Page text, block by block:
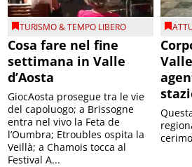
TURISMO & TEMPO LIBERO
Cosa fare nel fine
settimana in Valle
d’Aosta
GiocAosta prosegue tra le vie
del capoluogo; a Brissogne
entra nel vivo la Feta de
l’Oumbra; Etroubles ospita la
Veillà; a Chamois tocca al
Festival A...